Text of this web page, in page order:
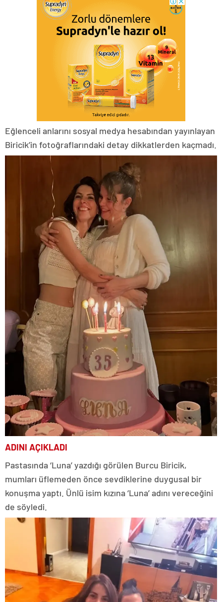
Eğlenceli anlarını sosyal medya hesabından yayınlayan
Biricik’in fotoğraflarındaki detay dikkatlerden kaçmadı.
ADINI AÇIKLADI
Pastasında ‘Luna’ yazdığı görülen Burcu Biricik,
mumları üflemeden önce sevdiklerine duygusal bir
konuşma yaptı. Ünlü isim kızına ‘Luna’ adını vereceğini
de söyledi.